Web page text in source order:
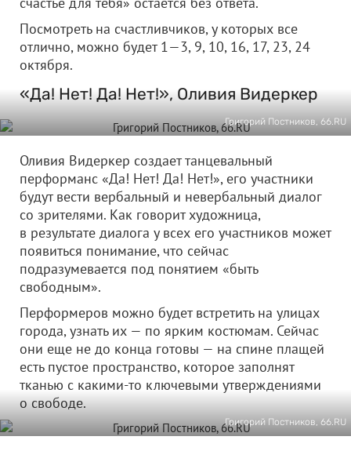
Посмотреть на счастливчиков, у которых все
отлично, можно будет 1—3, 9, 10, 16, 17, 23, 24
октября.
«Да! Нет! Да! Нет!», Оливия Видеркер
Григорий Постников, 66.RU
Оливия Видеркер создает танцевальный
перформанс «Да! Нет! Да! Нет!», его участники
будут вести вербальный и невербальный диалог
со зрителями. Как говорит художница,
в результате диалога у всех его участников может
появиться понимание, что сейчас
подразумевается под понятием «быть
свободным».
Перформеров можно будет встретить на улицах
города, узнать их — по ярким костюмам. Сейчас
они еще не до конца готовы — на спине плащей
есть пустое пространство, которое заполнят
тканью с какими-то ключевыми утверждениями
о свободе.
Григорий Постников, 66.RU